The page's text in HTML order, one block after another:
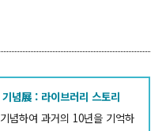
념展 : 라이브러리 스토리
념하여 과거의 10년을 기억하